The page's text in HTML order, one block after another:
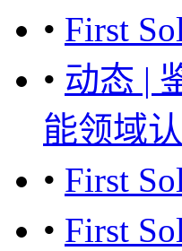
• First
• 动态 |
能领域
• First
• First